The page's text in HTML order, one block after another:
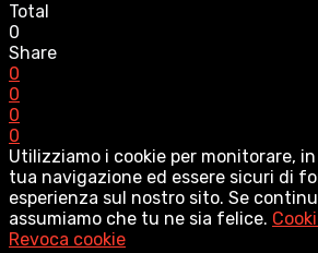
Total
0
Share
0
0
0
0
Utilizziamo i cookie per monitorare,
tua navigazione ed essere sicuri di
esperienza sul nostro sito. Se
assumiamo che tu ne sia felice.
Revoca cookie